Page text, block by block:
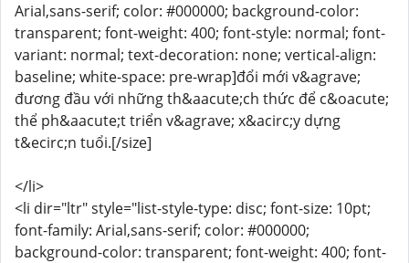
Arial,sans-serif; color: #000000; background-color:
transparent; font-weight: 400; font-style: normal; font-
variant: normal; text-decoration: none; vertical-align:
baseline; white-space: pre-wrap]đổi mới v&agrave;
đương đầu với những th&aacute;ch thức để c&oacute;
thể ph&aacute;t triển v&agrave; x&acirc;y dựng
t&ecirc;n tuổi.[/size]
</li>
<li dir="ltr" style="list-style-type: disc; font-size: 10pt;
font-family: Arial,sans-serif; color: #000000;
background-color: transparent; font-weight: 400; font-